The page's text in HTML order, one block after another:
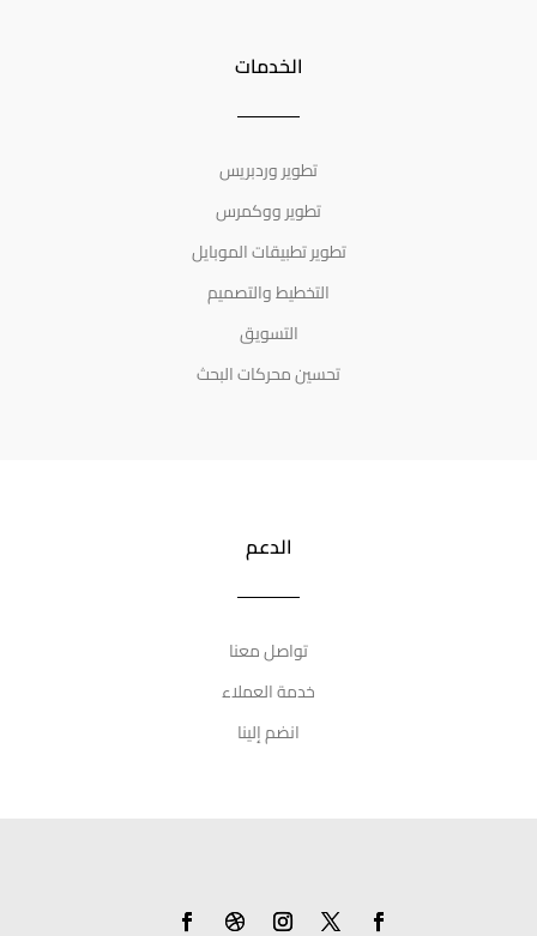
الخدمات
تطوير وردبريس
تطوير ووكمرس
تطوير تطبيقات الموبايل
التخطيط والتصميم
التسويق
تحسين محركات البحث
الدعم
تواصل معنا
خدمة العملاء
انضم إلينا